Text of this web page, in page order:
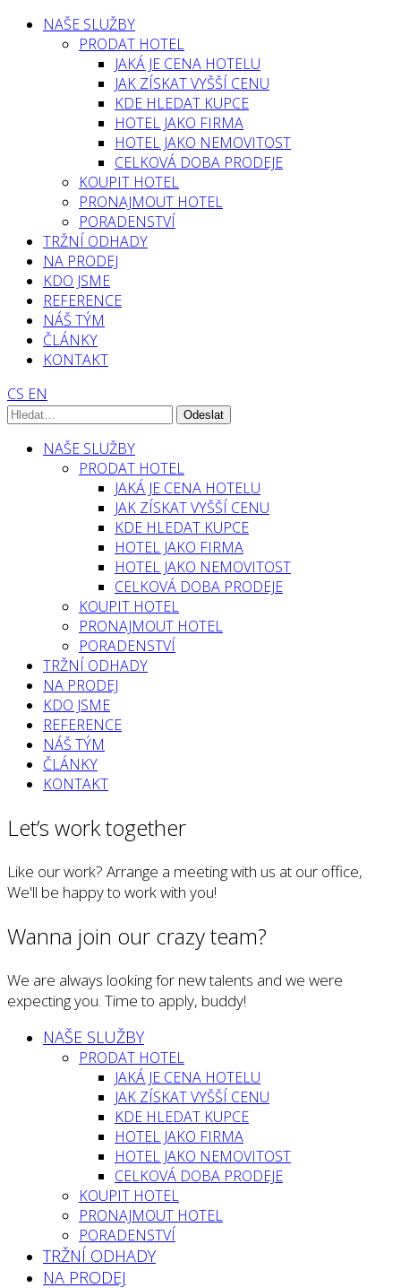
NAŠE SLUŽBY
PRODAT HOTEL
JAKÁ JE CENA HOTELU
JAK ZÍSKAT VYŠŠÍ CENU
KDE HLEDAT KUPCE
HOTEL JAKO FIRMA
HOTEL JAKO NEMOVITOST
CELKOVÁ DOBA PRODEJE
KOUPIT HOTEL
PRONAJMOUT HOTEL
PORADENSTVÍ
TRŽNÍ ODHADY
NA PRODEJ
KDO JSME
REFERENCE
NÁŠ TÝM
ČLÁNKY
KONTAKT
CS EN
NAŠE SLUŽBY
PRODAT HOTEL
JAKÁ JE CENA HOTELU
JAK ZÍSKAT VYŠŠÍ CENU
KDE HLEDAT KUPCE
HOTEL JAKO FIRMA
HOTEL JAKO NEMOVITOST
CELKOVÁ DOBA PRODEJE
KOUPIT HOTEL
PRONAJMOUT HOTEL
PORADENSTVÍ
TRŽNÍ ODHADY
NA PRODEJ
KDO JSME
REFERENCE
NÁŠ TÝM
ČLÁNKY
KONTAKT
Let’s work together
Like our work? Arrange a meeting with us at our office,
We'll be happy to work with you!
Wanna join our crazy team?
We are always looking for new talents and we were
expecting you. Time to apply, buddy!
NAŠE SLUŽBY
PRODAT HOTEL
JAKÁ JE CENA HOTELU
JAK ZÍSKAT VYŠŠÍ CENU
KDE HLEDAT KUPCE
HOTEL JAKO FIRMA
HOTEL JAKO NEMOVITOST
CELKOVÁ DOBA PRODEJE
KOUPIT HOTEL
PRONAJMOUT HOTEL
PORADENSTVÍ
TRŽNÍ ODHADY
NA PRODEJ